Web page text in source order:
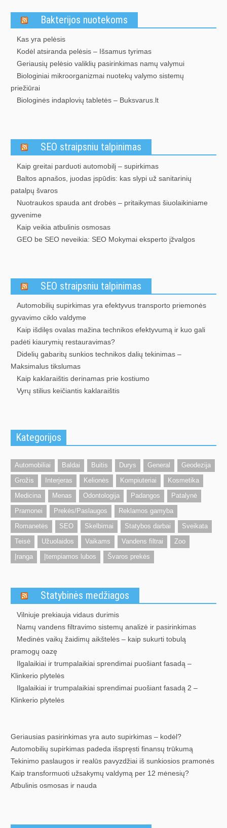
Bakterijos nuotekoms
Kas yra pelėsis
Kodėl atsiranda pelėsis – Išsamus tyrimas
Geriausių pelėsio valiklių pasirinkimas namų valymui
Biologiniai mikroorganizmai nuotekų valymo sistemų
priežiūrai
Biologinės indaplovių tabletės – Buksvarus.lt
SEO straipsniu talpinimas
Kaip greitai parduoti automobilį – supirkimas
Baltos apnašos, juodas įspūdis: kas slypi už sanitarinių
patalpų švaros
Nuotraukos spauda ant drobės – pritaikymas šiuolaikiniame
gyvenime
Kaip veikia atbulinis osmosas
GEO be SEO neveikia: SEO Mokymai eksperto įžvalgos
SEO straipsniu talpinimas
Automobilių supirkimas yra efektyvus transporto priemonės
gyvavimo ciklo valdyme
Kaip išdilęs ovalas mažina technikos efektyvumą ir kuo gali
padėti kiaurymių restauravimas?
Didelių gabaritų sunkios technikos dalių tekinimas –
Maksimalus tikslumas
Kaip kaklaraištis derinamas prie kostiumo
Vyrų stilius keičiantis kaklaraištis
Kategorijos
Automobiliai Baldai Buitis Durys General
Geodezija
Grožis
Interjeras Kelionės Kompiuteriai
Kosmetika
Medicina
Menas Odontologija Padangos
Patalynė
Pramonei
Prekės/Paslaugos
Reklamos gamyba
Romanetės
SEO Skelbimai Statybos darbai
Sveikata
Teisė
Užuolaidos Vaikams Vandens filtrai
Zoo
Įranga
Įtempiamos lubos Švaros prekės
Statybinės medžiagos
Vilniuje prekiauja vidaus durimis
Namų vandens filtravimo sistemų analizė ir pasirinkimas
Medinės vaikų žaidimų aikštelės – kaip sukurti tobulą
pramogų oazę
Ilgalaikiai ir trumpalaikiai sprendimai puošiant fasadą –
Klinkerio plytelės
Ilgalaikiai ir trumpalaikiai sprendimai puošiant fasadą 2 –
Klinkerio plytelės
Geriausias pasirinkimas yra auto supirkimas – kodėl?
Automobilių supirkimas padeda išspręsti finansų trūkumą
Tekinimo paslaugos ir realūs pavyzdžiai iš sunkiosios pramonės
Kaip transformuoti užsakymų valdymą per 12 mėnesių?
Atbulinis osmosas ir nauda